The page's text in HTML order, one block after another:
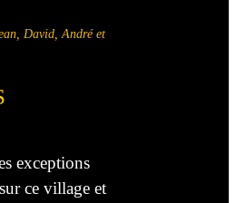
David, André et
exceptions
ce village et